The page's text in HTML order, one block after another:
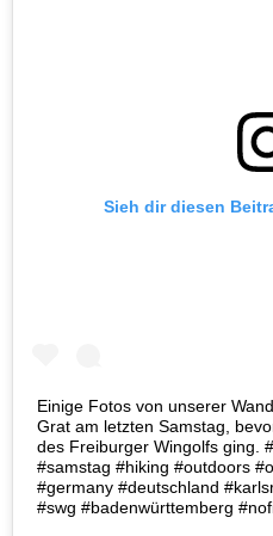
Sieh dir diesen
Einige Fotos von unserer
Grat am letzten Samstag,
des Freiburger Wingolfs ging.
#samstag #hiking #outdoors
#germany #deutschland
#swg #badenwürttemberg